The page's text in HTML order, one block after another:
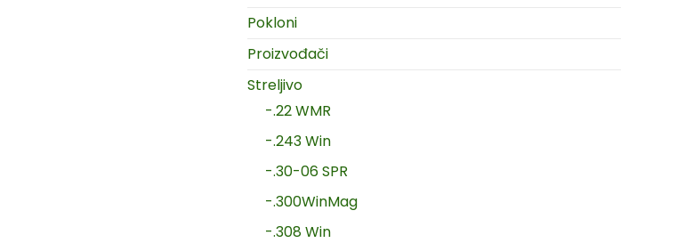
Pokloni
Proizvođači
Streljivo
-.22 WMR
-.243 Win
-.30-06 SPR
-.300WinMag
-.308 Win